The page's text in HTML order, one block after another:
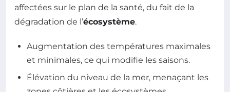
affectées sur le plan de la santé, du fait de la
dégradation de l’écosystème.
Augmentation des températures maximales
et minimales, ce qui modifie les saisons.
Élévation du niveau de la mer, menaçant les